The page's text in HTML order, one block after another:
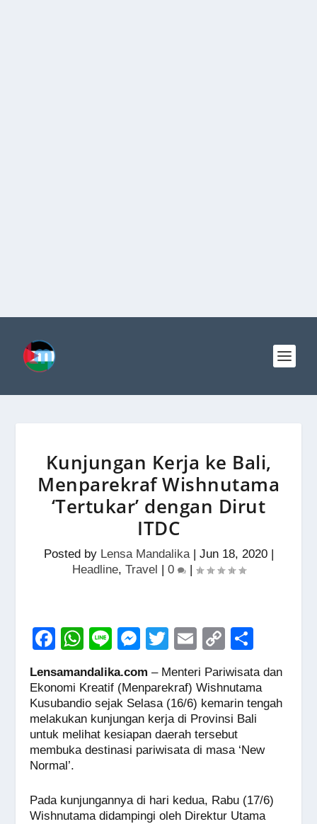
Kunjungan Kerja ke Bali,
Menparekraf Wishnutama
‘Tertukar’ dengan Dirut
ITDC
Posted by Lensa Mandalika| Jun 18, 2020|
Headline, Travel | 0 |
F
c
e
b
o
o
k
W
h
at
s
A
p
Li
e
M
ss
e
n
g
T
wi
tt
er
E
m
ail
C
o
p
y
Li
n
ar
e
Lensamandalika.com – Menteri Pariwisata dan
Ekonomi Kreatif (Menparekraf) Wishnutama
Kusubandio sejak Selasa (16/6) kemarin tengah
melakukan kunjungan kerja di Provinsi Bali
untuk melihat kesiapan daerah tersebut
membuka destinasi pariwisata di masa ‘New
Normal’.
Pada kunjungannya di hari kedua, Rabu (17/6)
Wishnutama didampingi oleh Direktur Utama